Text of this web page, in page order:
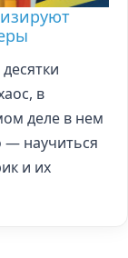
в
деле в нем
— научиться
и их